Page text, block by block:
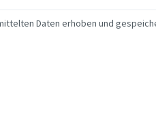
Daten erhoben und